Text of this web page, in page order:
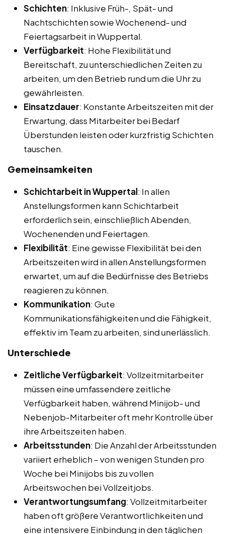
Schichten: Inklusive Früh-, Spät- und
Nachtschichten sowie Wochenend- und
Feiertagsarbeit in Wuppertal.
Verfügbarkeit: Hohe Flexibilität und
Bereitschaft, zu unterschiedlichen Zeiten zu
arbeiten, um den Betrieb rund um die Uhr zu
gewährleisten.
Einsatzdauer: Konstante Arbeitszeiten mit der
Erwartung, dass Mitarbeiter bei Bedarf
Überstunden leisten oder kurzfristig Schichten
tauschen.
Gemeinsamkeiten
Schichtarbeit in Wuppertal: In allen
Anstellungsformen kann Schichtarbeit
erforderlich sein, einschließlich Abenden,
Wochenenden und Feiertagen.
Flexibilität: Eine gewisse Flexibilität bei den
Arbeitszeiten wird in allen Anstellungsformen
erwartet, um auf die Bedürfnisse des Betriebs
reagieren zu können.
Kommunikation: Gute
Kommunikationsfähigkeiten und die Fähigkeit,
effektiv im Team zu arbeiten, sind unerlässlich.
Unterschiede
Zeitliche Verfügbarkeit: Vollzeitmitarbeiter
müssen eine umfassendere zeitliche
Verfügbarkeit haben, während Minijob- und
Nebenjob-Mitarbeiter oft mehr Kontrolle über
ihre Arbeitszeiten haben.
Arbeitsstunden: Die Anzahl der Arbeitsstunden
variiert erheblich – von wenigen Stunden pro
Woche bei Minijobs bis zu vollen
Arbeitswochen bei Vollzeitjobs.
Verantwortungsumfang: Vollzeitmitarbeiter
haben oft größere Verantwortlichkeiten und
eine intensivere Einbindung in den täglichen